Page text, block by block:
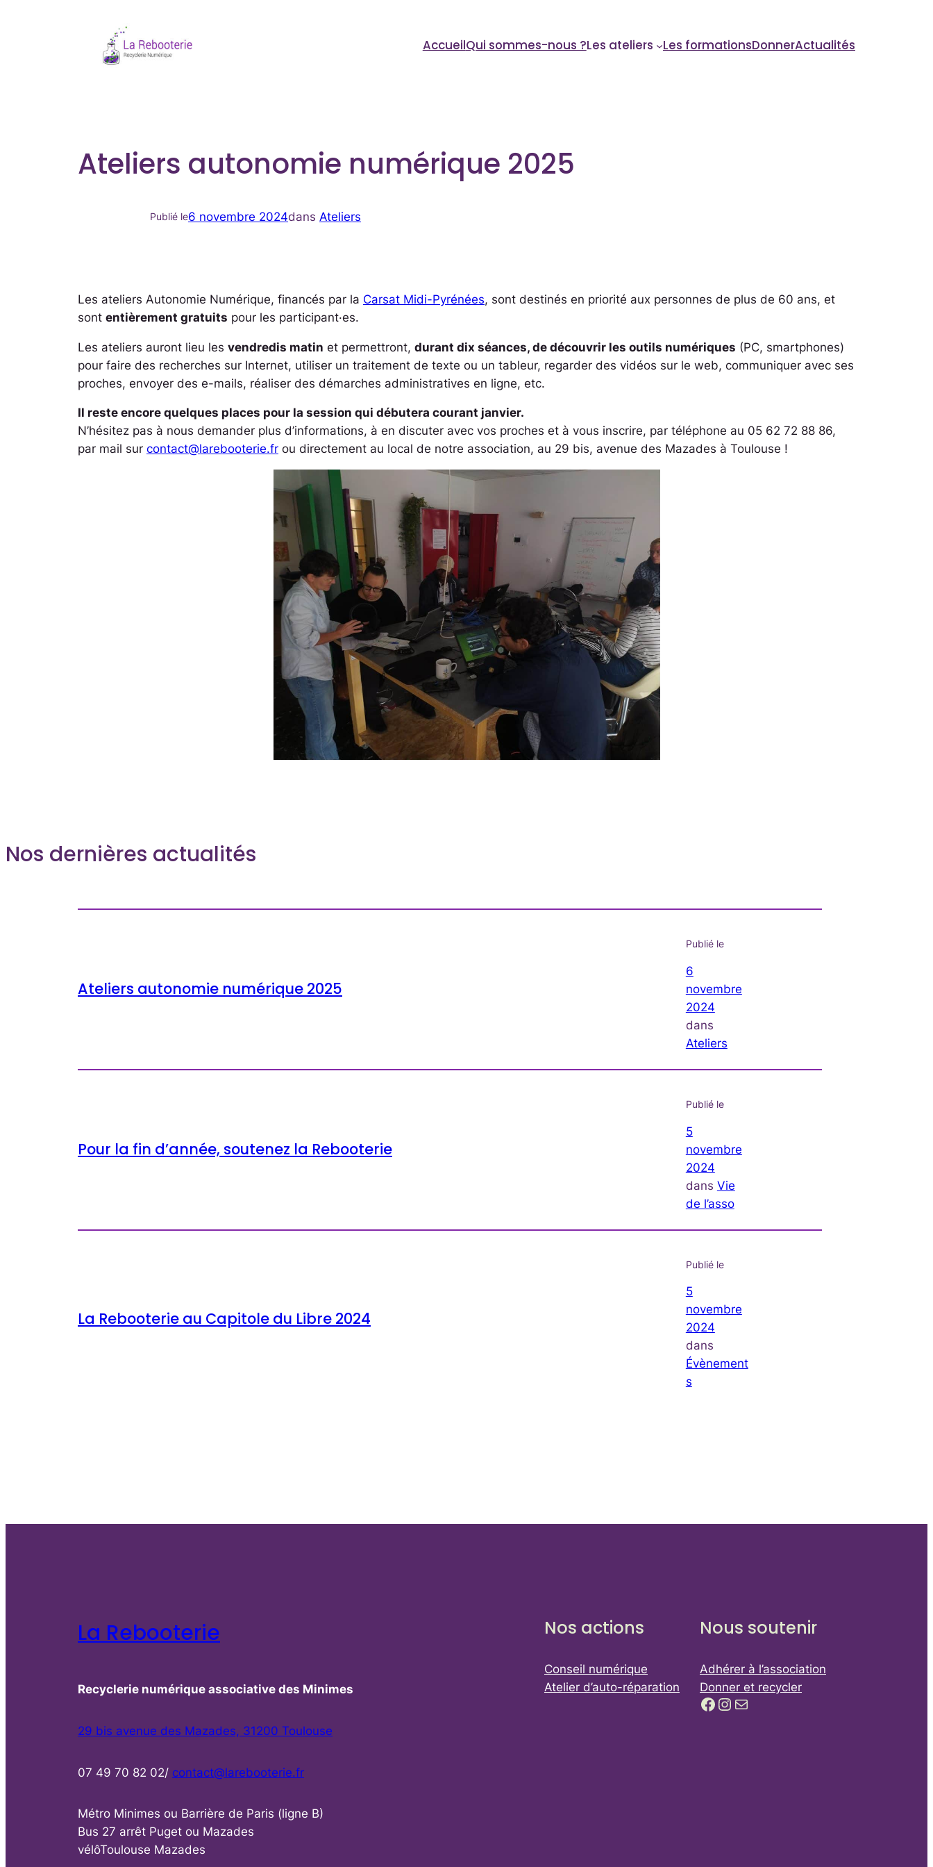
AccueilQui sommes-nous ?Les ateliers Les formationsDonnerActualités
Ateliers autonomie numérique 2025
Publié le6 novembre 2024dans Ateliers
Les ateliers Autonomie Numérique, financés par la Carsat Midi-Pyrénées, sont destinés en priorité aux personnes de plus de 60 ans, et
sont entièrement gratuits pour les participant·es.
Les ateliers auront lieu les vendredis matin et permettront, durant dix séances, de découvrir les outils numériques (PC, smartphones)
pour faire des recherches sur Internet, utiliser un traitement de texte ou un tableur, regarder des vidéos sur le web, communiquer avec ses
proches, envoyer des e-mails, réaliser des démarches administratives en ligne, etc.
Il reste encore quelques places pour la session qui débutera courant janvier.
N’hésitez pas à nous demander plus d’informations, à en discuter avec vos proches et à vous inscrire, par téléphone au 05 62 72 88 86,
par mail sur contact@larebooterie.fr ou directement au local de notre association, au 29 bis, avenue des Mazades à Toulouse !
Nos dernières actualités
Ateliers autonomie numérique 2025
Publié le
6
novembre
2024
dans
Ateliers
Pour la fin d’année, soutenez la Rebooterie
Publié le
5
novembre
2024
dans Vie
de l’asso
La Rebooterie au Capitole du Libre 2024
Publié le
5
novembre
2024
dans
Évènement
s
La Rebooterie
Recyclerie numérique associative des Minimes
29 bis avenue des Mazades, 31200 Toulouse
07 49 70 82 02/ contact@larebooterie.fr
Métro Minimes ou Barrière de Paris (ligne B)
Bus 27 arrêt Puget ou Mazades
vélôToulouse Mazades
Nos actions
Conseil numérique
Atelier d’auto-réparation
Nous soutenir
Adhérer à l’association
Donner et recycler
Facebook Instagram E-mail